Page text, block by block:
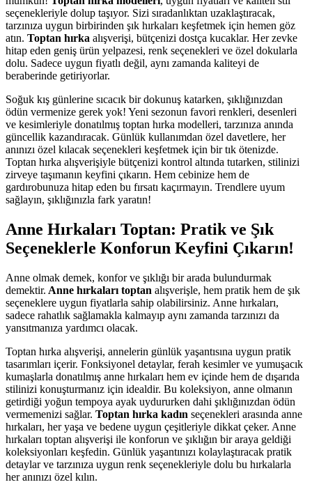
seçenekleriyle dolup taşıyor. Sizi sıradanlıktan uzaklaştıracak,
tarzınıza uygun birbirinden şık hırkaları keşfetmek için hemen göz
atın. Toptan hırka alışverişi, bütçenizi dostça kucaklar. Her zevke
hitap eden geniş ürün yelpazesi, renk seçenekleri ve özel dokularla
dolu. Sadece uygun fiyatlı değil, aynı zamanda kaliteyi de
beraberinde getiriyorlar.
Soğuk kış günlerine sıcacık bir dokunuş katarken, şıklığınızdan
ödün vermenize gerek yok! Yeni sezonun favori renkleri, desenleri
ve kesimleriyle donatılmış toptan hırka modelleri, tarzınıza anında
güncellik kazandıracak. Günlük kullanımdan özel davetlere, her
anınızı özel kılacak seçenekleri keşfetmek için bir tık ötenizde.
Toptan hırka alışverişiyle bütçenizi kontrol altında tutarken, stilinizi
zirveye taşımanın keyfini çıkarın. Hem cebinize hem de
gardırobunuza hitap eden bu fırsatı kaçırmayın. Trendlere uyum
sağlayın, şıklığınızla fark yaratın!
Anne Hırkaları Toptan: Pratik ve Şık
Seçeneklerle Konforun Keyfini Çıkarın!
Anne olmak demek, konfor ve şıklığı bir arada bulundurmak
demektir. Anne hırkaları toptan alışverişle, hem pratik hem de şık
seçeneklere uygun fiyatlarla sahip olabilirsiniz. Anne hırkaları,
sadece rahatlık sağlamakla kalmayıp aynı zamanda tarzınızı da
yansıtmanıza yardımcı olacak.
Toptan hırka alışverişi, annelerin günlük yaşantısına uygun pratik
tasarımları içerir. Fonksiyonel detaylar, ferah kesimler ve yumuşacık
kumaşlarla donatılmış anne hırkaları hem ev içinde hem de dışarıda
stilinizi konuşturmanız için idealdir. Bu koleksiyon, anne olmanın
getirdiği yoğun tempoya ayak uydururken dahi şıklığınızdan ödün
vermemenizi sağlar. Toptan hırka kadın seçenekleri arasında anne
hırkaları, her yaşa ve bedene uygun çeşitleriyle dikkat çeker. Anne
hırkaları toptan alışverişi ile konforun ve şıklığın bir araya geldiği
koleksiyonları keşfedin. Günlük yaşantınızı kolaylaştıracak pratik
detaylar ve tarzınıza uygun renk seçenekleriyle dolu bu hırkalarla
her anınızı özel kılın.